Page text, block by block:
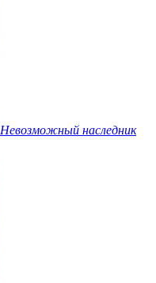
Невозможный наследник